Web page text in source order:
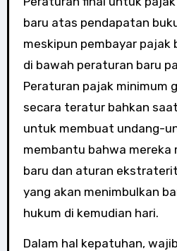
baru atas pendapatan
meskipun pembayar pajak
di bawah peraturan baru
Peraturan pajak minimum
secara teratur bahkan
untuk membuat undang-
membantu bahwa mereka
baru dan aturan
yang akan menimbulkan
hukum di kemudian hari.
Dalam hal kepatuhan,